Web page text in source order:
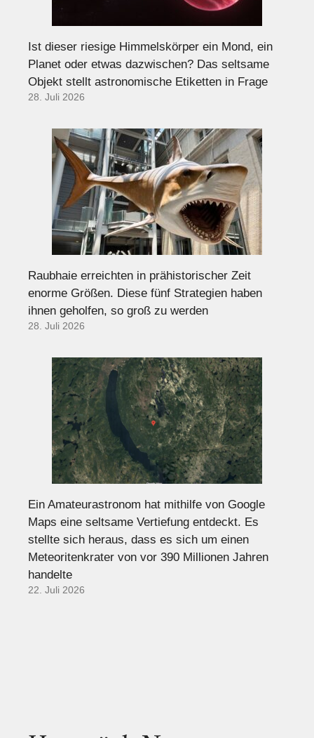
Ist dieser riesige Himmelskörper ein Mond, ein
Planet oder etwas dazwischen? Das seltsame
Objekt stellt astronomische Etiketten in Frage
28. Juli 2026
Raubhaie erreichten in prähistorischer Zeit
enorme Größen. Diese fünf Strategien haben
ihnen geholfen, so groß zu werden
28. Juli 2026
Ein Amateurastronom hat mithilfe von Google
Maps eine seltsame Vertiefung entdeckt. Es
stellte sich heraus, dass es sich um einen
Meteoritenkrater von vor 390 Millionen Jahren
handelte
22. Juli 2026